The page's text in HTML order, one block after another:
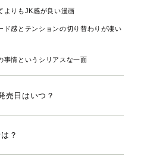
よりもJK感が良い漫画
感とテンションの切り替わりが凄い
情というシリアスな一面
売日はいつ？
？